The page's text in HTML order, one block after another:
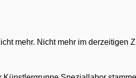
mehr. Nicht mehr im derzeitigen